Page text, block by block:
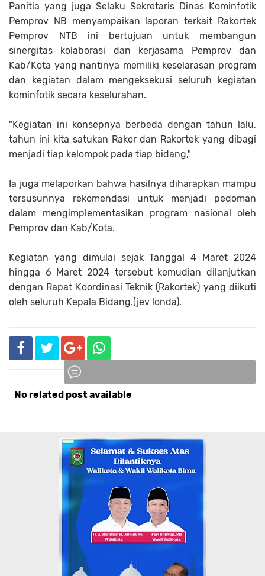
Panitia yang juga Selaku Sekretaris Dinas Kominfotik
Pemprov NB menyampaikan laporan terkait Rakortek
Pemprov NTB ini bertujuan untuk membangun
sinergitas kolaborasi dan kerjasama Pemprov dan
Kab/Kota yang nantinya memiliki keselarasan program
dan kegiatan dalam mengeksekusi seluruh kegiatan
kominfotik secara keselurahan.
"Kegiatan ini konsepnya berbeda dengan tahun lalu,
tahun ini kita satukan Rakor dan Rakortek yang dibagi
menjadi tiap kelompok pada tiap bidang,"
Ia juga melaporkan bahwa hasilnya diharapkan mampu
tersusunnya rekomendasi untuk menjadi pedoman
dalam mengimplementasikan program nasional oleh
Pemprov dan Kab/Kota.
Kegiatan yang dimulai sejak Tanggal 4 Maret 2024
hingga 6 Maret 2024 tersebut kemudian dilanjutkan
dengan Rapat Koordinasi Teknik (Rakortek) yang diikuti
oleh seluruh Kepala Bidang.(jev londa).
No related post available